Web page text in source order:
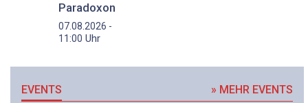
Paradoxon
07.08.2026 -
11:00 Uhr
EVENTS » MEHR EVENTS